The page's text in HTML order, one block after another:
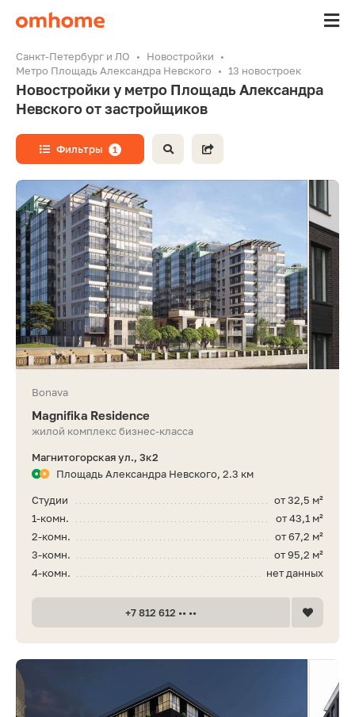
Санкт-Петербург и ЛО
Новостройки
Метро Площадь Александра Невского
13 новостроек
Новостройки у метро Площадь Александра
Невского от застройщиков
Фильтры 1
Bonava
Magnifika Residence
жилой комплекс бизнес-класса
Магнитогорская ул., 3к2
Площадь Александра Невского, 2.3 км
от 32,5 м²
Студии
от 43,1 м²
1-комн.
от 67,2 м²
2-комн.
от 95,2 м²
3-комн.
нет данных
4-комн.
+7 812 612 •• ••